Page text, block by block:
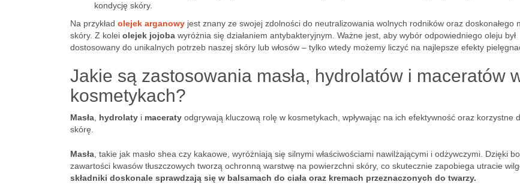
kondycję skóry.
Na przykład olejek arganowy jest znany ze swojej zdolności do neutralizowania wolnych rodników oraz doskonałego
skóry. Z kolei olejek jojoba wyróżnia się działaniem antybakteryjnym. Ważne jest, aby wybór odpowiedniego oleju był
dostosowany do unikalnych potrzeb naszej skóry lub włosów – tylko wtedy możemy liczyć na najlepsze efekty
Jakie są zastosowania masła, hydrolatów i maceratów
kosmetykach?
Masła hydrolaty i maceraty odgrywają kluczową rolę w kosmetykach, wpływając na ich efektywność oraz korzystne
skórę.
Masła , takie jak masło shea czy kakaowe, wyróżniają się silnymi właściwościami nawilżającymi i odżywczymi. Dzięki
zawartości kwasów tłuszczowych tworzą ochronną warstwę na powierzchni skóry, co skutecznie zapobiega utracie
składniki doskonale sprawdzają się w balsamach do ciała oraz kremach przeznaczonych do twarzy.